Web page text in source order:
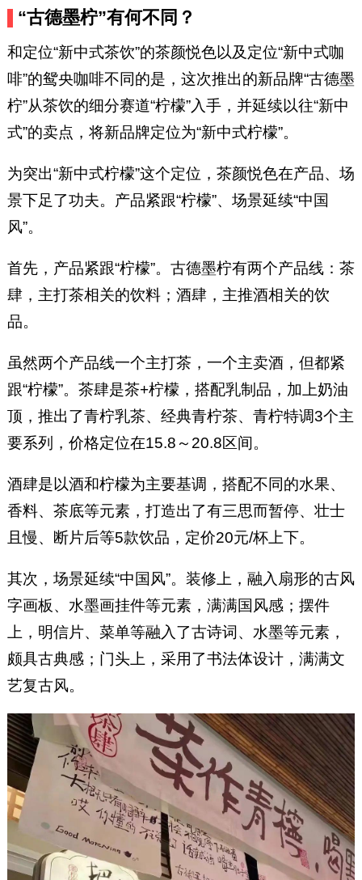
“古德墨柠”有何不同？
和定位“新中式茶饮”的茶颜悦色以及定位“新中式咖
啡”的鸳央咖啡不同的是，这次推出的新品牌“古德墨
柠”从茶饮的细分赛道“柠檬”入手，并延续以往“新中
式”的卖点，将新品牌定位为“新中式柠檬”。
为突出“新中式柠檬”这个定位，茶颜悦色在产品、场
景下足了功夫。产品紧跟“柠檬”、场景延续“中国
风”。
首先，产品紧跟“柠檬”。古德墨柠有两个产品线：茶
肆，主打茶相关的饮料；酒肆，主推酒相关的饮
品。
虽然两个产品线一个主打茶，一个主卖酒，但都紧
跟“柠檬”。茶肆是茶+柠檬，搭配乳制品，加上奶油
顶，推出了青柠乳茶、经典青柠茶、青柠特调3个主
要系列，价格定位在15.8～20.8区间。
酒肆是以酒和柠檬为主要基调，搭配不同的水果、
香料、茶底等元素，打造出了有三思而暂停、壮士
且慢、断片后等5款饮品，定价20元/杯上下。
其次，场景延续“中国风”。装修上，融入扇形的古风
字画板、水墨画挂件等元素，满满国风感；摆件
上，明信片、菜单等融入了古诗词、水墨等元素，
颇具古典感；门头上，采用了书法体设计，满满文
艺复古风。